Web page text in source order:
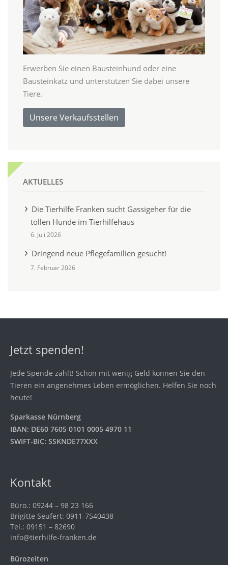
Erwerben Sie einen Bausteinhund oder eine
Bausteinkatz und unterstützen Sie dabei unsere
Tiere.
Unsere Verkaufsstellen
AKTUELLES
Die Tierhilfe Franken sucht Gassigeher für die
tollen Hunde im Tierhilfehaus
6. Juli 2026
Dringend neue Pflegefamilien gesucht!
7. Februar 2026
Jetzt spenden!
Jede Spende zählt! Schon mit wenig Geld können Sie den
Tieren ein angenehmes Leben ermöglichen. Helfen Sie noch
heute!
Sparkasse Nürnberg
IBAN: DE60 7605 0101 0005 4970 11
SWIFT-BIC: SSKNDE77XXX
Kontakt
Büro.: 09244 – 98 23 166
Brigitte Seufert: 0911-7540438
Tel.: 09151 – 82690
info@tierhilfe-franken.de
Bürozeiten